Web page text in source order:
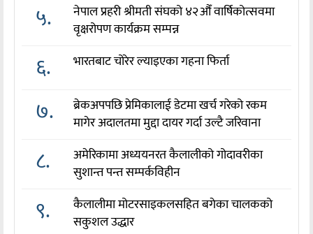
५.
नेपाल प्रहरी श्रीमती संघको ४२औँ वार्षिकोत्सवमा
वृक्षरोपण कार्यक्रम सम्पन्न
६. भारतबाट चोरेर ल्याइएका गहना फिर्ता
७.
ब्रेकअपपछि प्रेमिकालाई डेटमा खर्च गरेको रकम
मागेर अदालतमा मुद्दा दायर गर्दा उल्टै जरिवाना
८.
अमेरिकामा अध्ययनरत कैलालीको गोदावरीका
सुशान्त पन्त सम्पर्कविहीन
९.
कैलालीमा मोटरसाइकलसहित बगेका चालकको
सकुशल उद्धार